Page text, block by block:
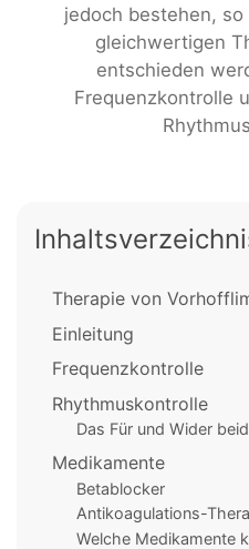
jedoch bestehen,
gleichwertigen
entschieden
Frequenzkontrolle
Therapie von
Einleitung
Frequenzkontrolle
Rhythmuskontrolle
Das Für und Wider
Medikamente
Betablocker
Antikoagulations-
Welche Medikamente